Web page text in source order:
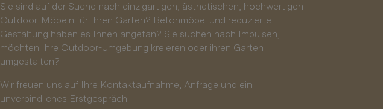
Sie sind auf der Suche nach einzigartigen, ästhetischen, hochwertigen
Outdoor-Möbeln für Ihren Garten? Betonmöbel und reduzierte
Gestaltung haben es Ihnen angetan? Sie suchen nach Impulsen,
möchten Ihre Outdoor-Umgebung kreieren oder ihren Garten
umgestalten?
Wir freuen uns auf Ihre Kontaktaufnahme, Anfrage und ein
unverbindliches Erstgespräch.